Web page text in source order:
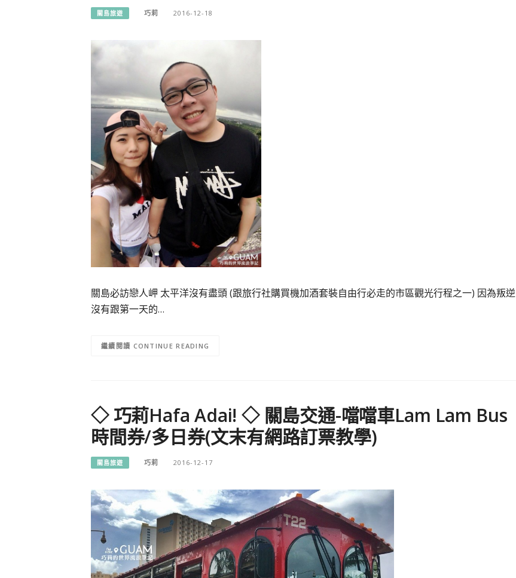
關島旅遊 巧莉 2016-12-18
關島必訪戀人岬 太平洋沒有盡頭 (跟旅行社購買機加酒套裝自由行必走的市區觀光行程之一) 因為叛逆
沒有跟第一天的…
CONTINUE READING
◇ 巧莉Hafa Adai! ◇ 關島交通-噹噹車Lam Lam Bus
時間券/多日券(文末有網路訂票教學)
關島旅遊 巧莉 2016-12-17